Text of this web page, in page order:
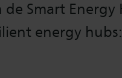
Smart
energy